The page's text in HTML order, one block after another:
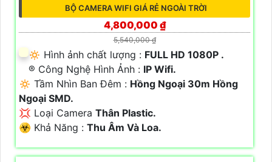
BỘ CAMERA WIFI GIÁ RẺ NGOÀI TRỜI
4,800,000 ₫
5,540,000 ₫
🔅 Hình ảnh chất lượng : FULL HD 1080P .
®️ Công Nghệ Hình Ảnh : IP Wifi.
🔅 Tầm Nhìn Ban Đêm : Hồng Ngoại 30m Hồng
Ngoại SMD.
💢 Loại Camera Thân Plastic.
️☣️ Khả Năng : Thu Âm Và Loa.